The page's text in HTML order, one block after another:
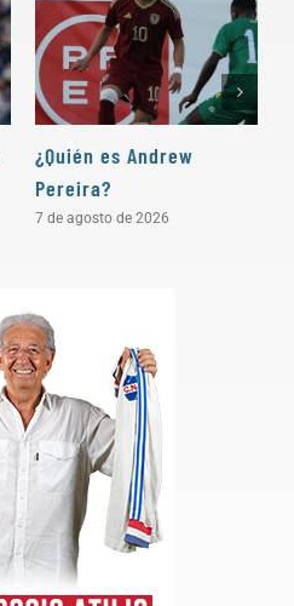
¿Quién es Andrew
Pereira?
7 de agosto de 2026